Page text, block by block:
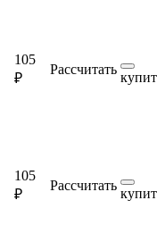
105
₽
Рассчитать
105
₽
Рассчитать